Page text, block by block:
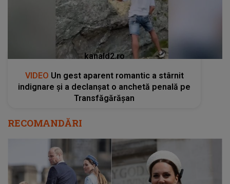
kanald2.ro
VIDEO Un gest aparent romantic a stârnit
indignare și a declanșat o anchetă penală pe
Transfăgărășan
RECOMANDĂRI